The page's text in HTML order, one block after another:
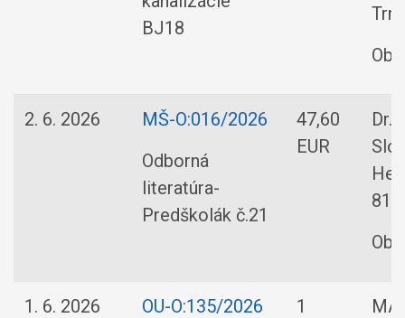
BJ18
2. 6. 2026
MŠ-O:016/2026
Odborná
literatúra-
Predškolák č.21
47,60
EUR
1. 6. 2026
OU-O:135/2026
1